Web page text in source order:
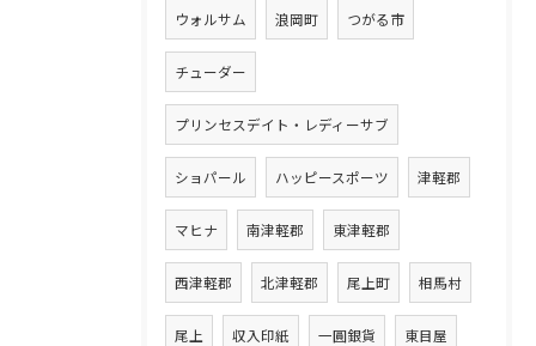
ウォルサム 浪岡町 つがる市
チューダー
プリンセスデイト・レディーサブ
ショパール ハッピースポーツ 津軽郡
マヒナ 南津軽郡 東津軽郡
西津軽郡 北津軽郡 尾上町 相馬村
尾上 収入印紙 一圓銀貨 東目屋